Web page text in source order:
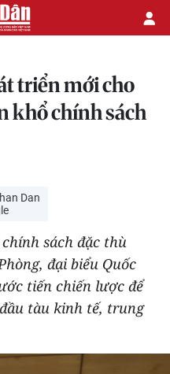
triển mới cho
khổ chính sách
Dan
sách đặc thù
đại biểu Quốc
tiến chiến lược để
tàu kinh tế, trung